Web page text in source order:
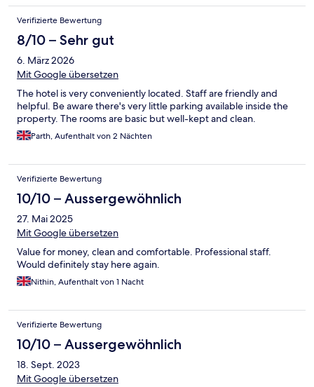
Verifizierte Bewertung
8/10 – Sehr gut
6. März 2026
Mit Google übersetzen
The hotel is very conveniently located. Staff are friendly and
helpful. Be aware there's very little parking available inside the
property. The rooms are basic but well-kept and clean.
Parth, Aufenthalt von 2 Nächten
Verifizierte Bewertung
10/10 – Aussergewöhnlich
27. Mai 2025
Mit Google übersetzen
Value for money, clean and comfortable. Professional staff.
Would definitely stay here again.
Nithin, Aufenthalt von 1 Nacht
Verifizierte Bewertung
10/10 – Aussergewöhnlich
18. Sept. 2023
Mit Google übersetzen